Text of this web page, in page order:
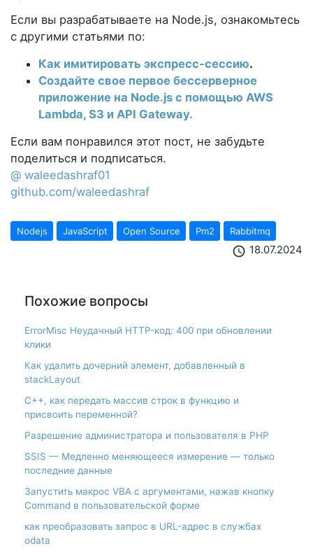
Если вы разрабатываете на Node.js, ознакомьтесь
с другими статьями по:
Как имитировать экспресс-сессию.
Создайте свое первое бессерверное
приложение на Node.js с помощью AWS
Lambda, S3 и API Gateway.
Если вам понравился этот пост, не забудьте
поделиться и подписаться.
@ waleedashraf01
github.com/waleedashraf
Nodejs JavaScript Open Source Pm2 Rabbitmq
schedule 18.07.2024
Похожие вопросы
ErrorMisc Неудачный HTTP-код: 400 при обновлении
клики
Как удалить дочерний элемент, добавленный в
stackLayout
С++, как передать массив строк в функцию и
присвоить переменной?
Разрешение администратора и пользователя в PHP
SSIS — Медленно меняющееся измерение — только
последние данные
Запустить макрос VBA с аргументами, нажав кнопку
Command в пользовательской форме
как преобразовать запрос в URL-адрес в службах
odata